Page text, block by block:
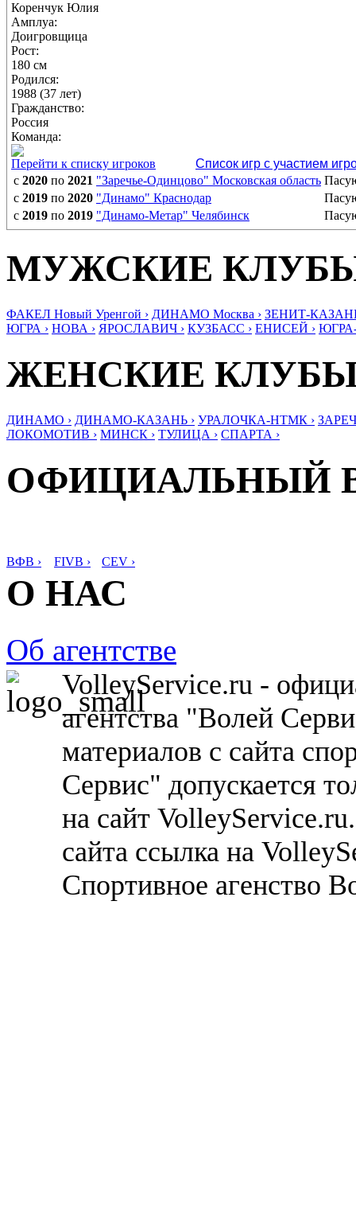
Коренчук Юлия
Амплуа:
Доигровщица
Рост:
180 см
Родился:
1988 (37 лет)
Гражданство:
Россия
Команда:
Перейти к списку игроков
Список игр с участием
с 2020 по 2021 "Заречье-Одинцово" Московская область
с 2019 по 2020 "Динамо" Краснодар
с 2019 по 2019 "Динамо-Метар" Челябинск
МУЖСКИЕ
ФАКЕЛ Новый Уренгой › ДИНАМО Москва › ЗЕНИТ-
ЮГРА › НОВА › ЯРОСЛАВИЧ › КУЗБАСС › ЕНИСЕЙ ›
ЖЕНСКИЕ
ДИНАМО › ДИНАМО-КАЗАНЬ › УРАЛОЧКА-НТМК ›
ЛОКОМОТИВ › МИНСК › ТУЛИЦА › СПАРТА ›
ОФИЦИАЛЬНЫЙ
ВФВ › FIVB › CEV ›
О НАС
Об агентстве
VolleyService.ru -
агентства "Волей
материалов с сайта
Сервис" допускается
на сайт
сайта ссылка на
Спортивное агенство